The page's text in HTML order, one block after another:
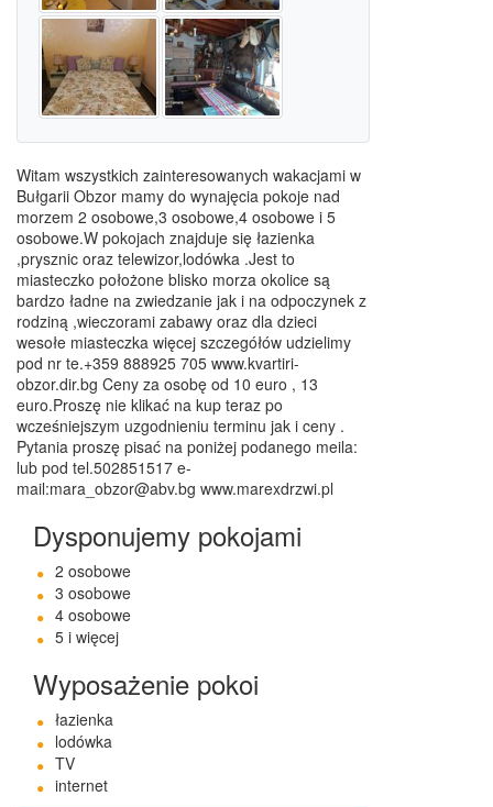
Witam wszystkich zainteresowanych wakacjami w
Bułgarii Obzor mamy do wynajęcia pokoje nad
morzem 2 osobowe,3 osobowe,4 osobowe i 5
osobowe.W pokojach znajduje się łazienka
,prysznic oraz telewizor,lodówka .Jest to
miasteczko położone blisko morza okolice są
bardzo ładne na zwiedzanie jak i na odpoczynek z
rodziną ,wieczorami zabawy oraz dla dzieci
wesołe miasteczka więcej szczegółów udzielimy
pod nr te.+359 888925 705 www.kvartiri-
obzor.dir.bg Ceny za osobę od 10 euro , 13
euro.Proszę nie klikać na kup teraz po
wcześniejszym uzgodnieniu terminu jak i ceny .
Pytania proszę pisać na poniżej podanego meila:
lub pod tel.502851517 e-
mail:mara_obzor@abv.bg www.marexdrzwi.pl
Dysponujemy pokojami
2 osobowe
3 osobowe
4 osobowe
5 i więcej
Wyposażenie pokoi
łazienka
lodówka
TV
internet